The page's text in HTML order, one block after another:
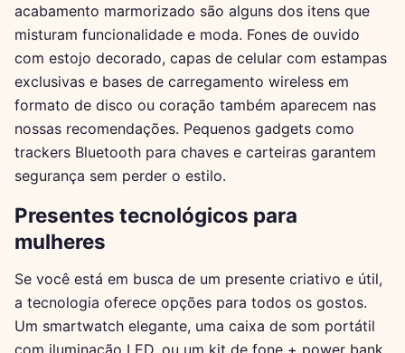
acabamento marmorizado são alguns dos itens que
misturam funcionalidade e moda. Fones de ouvido
com estojo decorado, capas de celular com estampas
exclusivas e bases de carregamento wireless em
formato de disco ou coração também aparecem nas
nossas recomendações. Pequenos gadgets como
trackers Bluetooth para chaves e carteiras garantem
segurança sem perder o estilo.
Presentes tecnológicos para
mulheres
Se você está em busca de um presente criativo e útil,
a tecnologia oferece opções para todos os gostos.
Um smartwatch elegante, uma caixa de som portátil
com iluminação LED, ou um kit de fone + power bank